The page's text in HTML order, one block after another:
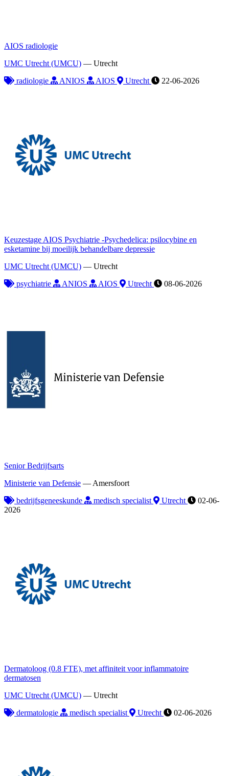
AIOS radiologie
UMC Utrecht (UMCU) — Utrecht
radiologie
ANIOS AIOS Utrecht 22-06-2026
Keuzestage AIOS Psychiatrie -Psychedelica: psilocybine en
esketamine bij moeilijk behandelbare depressie
UMC Utrecht (UMCU) — Utrecht
psychiatrie
ANIOS AIOS Utrecht 08-06-2026
Senior Bedrijfsarts
Ministerie van Defensie — Amersfoort
bedrijfsgeneeskunde
medisch specialist Utrecht
02-06-
2026
Dermatoloog (0.8 FTE), met affiniteit voor inflammatoire
dermatosen
UMC Utrecht (UMCU) — Utrecht
dermatologie
medisch specialist Utrecht 02-06-2026